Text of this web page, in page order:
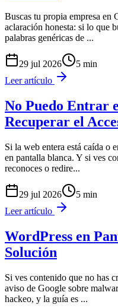
Buscas tu propia empresa en
aclaración honesta: si lo que
palabras genéricas de ...
29 jul 2026 5 min
Leer artículo
No Puedo Entrar
Recuperar el
Si la web entera está caída o
en pantalla blanca. Y si ves
reconoces o redire...
29 jul 2026 5 min
Leer artículo
WordPress en
Solución
Si ves contenido que no has
aviso de Google sobre
hackeo, y la guía es ...